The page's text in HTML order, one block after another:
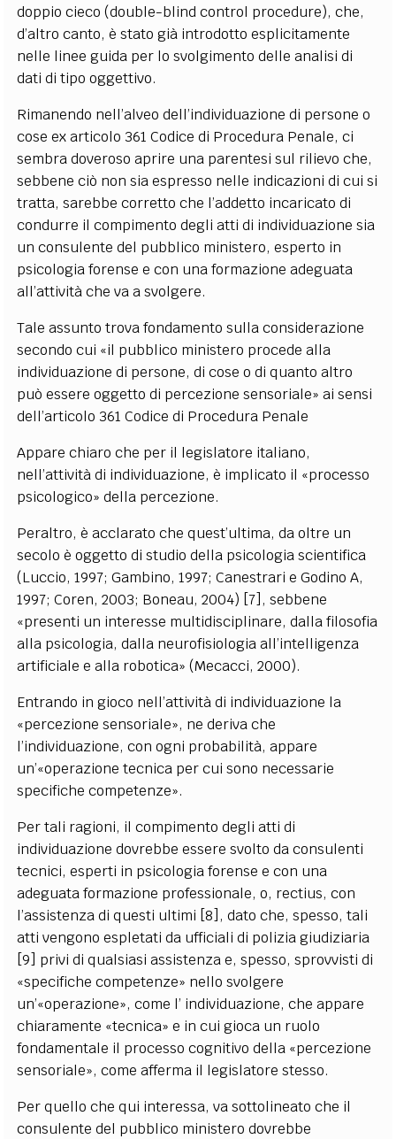
doppio cieco (double-blind control procedure), che,
d’altro canto, è stato già introdotto esplicitamente
nelle linee guida per lo svolgimento delle analisi di
dati di tipo oggettivo.
Rimanendo nell’alveo dell’individuazione di persone o
cose ex articolo 361 Codice di Procedura Penale, ci
sembra doveroso aprire una parentesi sul rilievo che,
sebbene ciò non sia espresso nelle indicazioni di cui si
tratta, sarebbe corretto che l’addetto incaricato di
condurre il compimento degli atti di individuazione sia
un consulente del pubblico ministero, esperto in
psicologia forense e con una formazione adeguata
all’attività che va a svolgere.
Tale assunto trova fondamento sulla considerazione
secondo cui «il pubblico ministero procede alla
individuazione di persone, di cose o di quanto altro
può essere oggetto di percezione sensoriale» ai sensi
dell’articolo 361 Codice di Procedura Penale
Appare chiaro che per il legislatore italiano,
nell’attività di individuazione, è implicato il «processo
psicologico» della percezione.
Peraltro, è acclarato che quest’ultima, da oltre un
secolo è oggetto di studio della psicologia scientifica
(Luccio, 1997; Gambino, 1997; Canestrari e Godino A,
1997; Coren, 2003; Boneau, 2004) [7], sebbene
«presenti un interesse multidisciplinare, dalla filosofia
alla psicologia, dalla neurofisiologia all’intelligenza
artificiale e alla robotica» (Mecacci, 2000).
Entrando in gioco nell’attività di individuazione la
«percezione sensoriale», ne deriva che
l’individuazione, con ogni probabilità, appare
un’«operazione tecnica per cui sono necessarie
specifiche competenze».
Per tali ragioni, il compimento degli atti di
individuazione dovrebbe essere svolto da consulenti
tecnici, esperti in psicologia forense e con una
adeguata formazione professionale, o, rectius, con
l’assistenza di questi ultimi [8], dato che, spesso, tali
atti vengono espletati da ufficiali di polizia giudiziaria
[9] privi di qualsiasi assistenza e, spesso, sprovvisti di
«specifiche competenze» nello svolgere
un’«operazione», come l’ individuazione, che appare
chiaramente «tecnica» e in cui gioca un ruolo
fondamentale il processo cognitivo della «percezione
sensoriale», come afferma il legislatore stesso.
Per quello che qui interessa, va sottolineato che il
consulente del pubblico ministero dovrebbe